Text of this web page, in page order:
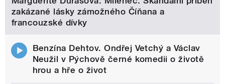
zakázané lásky zámožného Číňana a
francouzské dívky
Benzína Dehtov. Ondřej Vetchý a Václav
Neužil v Pýchově černé komedii o životě
hrou a hře o život